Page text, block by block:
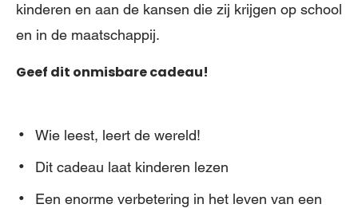
kinderen en aan de kansen die zij krijgen op school
en in de maatschappij.
Geef dit onmisbare cadeau!
Wie leest, leert de wereld!
Dit cadeau laat kinderen lezen
Een enorme verbetering in het leven van een